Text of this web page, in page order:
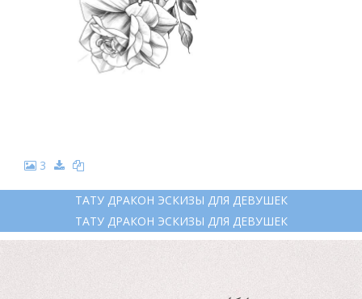
3
ТАТУ ДРАКОН ЭСКИЗЫ ДЛЯ ДЕВУШЕК
ТАТУ ДРАКОН ЭСКИЗЫ ДЛЯ ДЕВУШЕК